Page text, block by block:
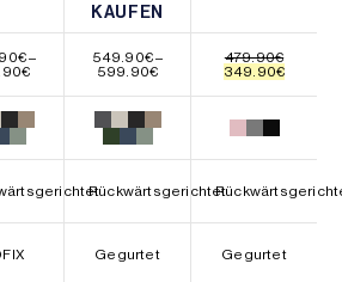
KAUFEN
KAUFEN
€–
€Preisspanne:
bis
799.90€
549.90€–
599.90€Preisspanne:
bis
599.90€
479.90€
Ursprünglicher
Preis
war:
349.90€
Preis
ist:
Rückwärtsgerichtet
Gegurtet Gegurtet